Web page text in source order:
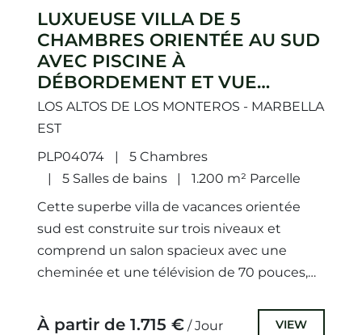
LUXUEUSE VILLA DE 5
CHAMBRES ORIENTÉE AU SUD
AVEC PISCINE À
DÉBORDEMENT ET VUE
IMPRENABLE À ALTOS DE LOS
MONTEROS
LOS ALTOS DE LOS MONTEROS - MARBELLA
EST
PLP04074
5 Chambres
5 Salles de bains
1.200 m² Parcelle
Cette superbe villa de vacances orientée
sud est construite sur trois niveaux et
comprend un salon spacieux avec une
cheminée et une télévision de 70 pouces,
À partir de 1.715 € / Jour VIEW